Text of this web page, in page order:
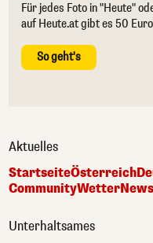
Für jedes Foto in "Heute"
auf Heute.at gibt es 50
So geht's
Aktuelles
StartseiteÖsterreich
CommunityWetter
Unterhaltsames